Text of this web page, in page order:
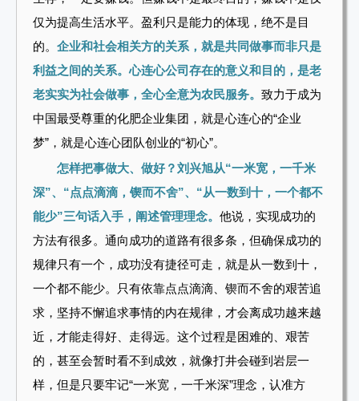
仅为提高生活水平。盈利只是能力的体现，绝不是目
的。 企业和社会相关方的关系，就是共同做事而非只是
利益之间的关系。心连心公司存在的意义和目的，是老
老实实为社会做事，全心全意为农民服务。 致力于成为
中国最受尊重的化肥企业集团，就是心连心的“企业
梦”，就是心连心团队创业的“初心”。
怎样把事做大、做好？刘兴旭从“一米宽，一千米
深”、“点点滴滴，锲而不舍”、“从一数到十，一个都不
能少”三句话入手，阐述管理理念。 他说，实现成功的
方法有很多。通向成功的道路有很多条，但确保成功的
规律只有一个，成功没有捷径可走，就是从一数到十，
一个都不能少。只有依靠点点滴滴、锲而不舍的艰苦追
求，坚持不懈追求事情的内在规律，才会离成功越来越
近，才能走得好、走得远。这个过程是困难的、艰苦
的，甚至会暂时看不到成效，就像打井会碰到岩层一
样，但是只要牢记“一米宽，一千米深”理念，认准方